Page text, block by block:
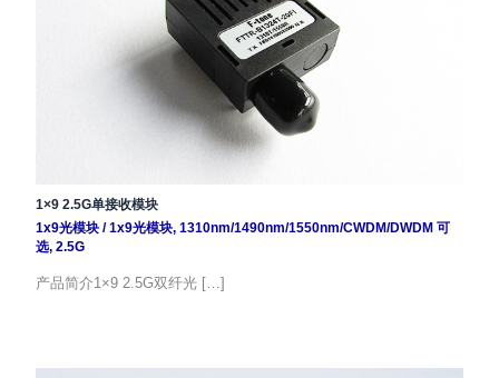
1×9 2.5G单接收模块
1x9光模块/1x9光模块, 1310nm/1490nm/1550nm/CWDM/DWDM 可
选, 2.5G
产品简介1×9 2.5G双纤光 […]